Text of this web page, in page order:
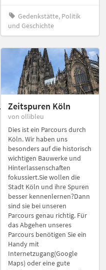
Gedenkstätte, Politik
und Geschichte
Zeitspuren Köln
von ollibleu
Dies ist ein Parcours durch
Köln. Wir haben uns
besonders auf die historisch
wichtigen Bauwerke und
Hinterlassenschaften
fokussiert.Sie wollen die
Stadt Köln und ihre Spuren
besser kennenlernen?Dann
sind sie bei unseren
Parcours genau richtig. Für
das Abgehen unseres
Parcours benötigen Sie ein
Handy mit
Internetzugang(Google
Maps) oder eine gute